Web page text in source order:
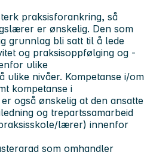
praksisforankring, så
er ønskelig. Den som
grunnlag bli satt til å lede
og praksisoppfølging og -
ulike
nivåer. Kompetanse i/om
kompetanse i
også ønskelig at den ansatte
og trepartssamarbeid
lærer) innenfor
som omhandler